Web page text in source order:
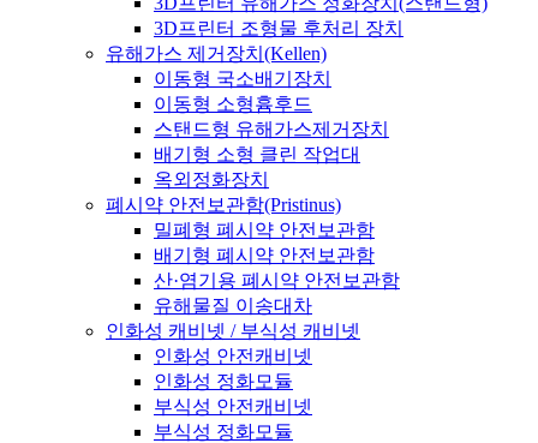
3D프린터 조형물 후처리 장치
유해가스 제거장치(Kellen)
이동형 국소배기장치
이동형 소형흄후드
스탠드형 유해가스제거장치
배기형 소형 클린 작업대
옥외정화장치
폐시약 안전보관함(Pristinus)
밀폐형 폐시약 안전보관함
배기형 폐시약 안전보관함
산·염기용 폐시약 안전보관함
유해물질 이송대차
인화성 캐비넷 / 부식성 캐비넷
인화성 안전캐비넷
인화성 정화모듈
부식성 안전캐비넷
부식성 정화모듈